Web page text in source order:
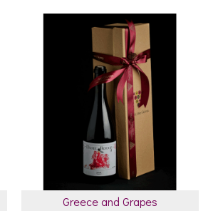
Greece and Grapes